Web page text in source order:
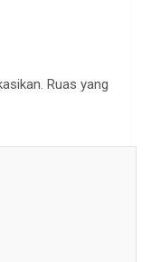
Ruas yang